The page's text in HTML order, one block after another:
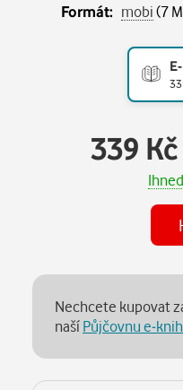
Formát: mobi(7
339 Kč
Ihned
Nechcete kupovat
našíPůjčovnu e-knih